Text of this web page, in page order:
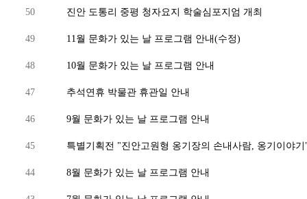
50 진안 도통리 중평 청자요지 학술심포지엄 개최
49 11월 문화가 있는 날 프로그램 안내(수정)
48 10월 문화가 있는 날 프로그램 안내
47 추석연휴 박물관 휴관일 안내
46 9월 문화가 있는 날 프로그램 안내
45 특별기획전 "진안고원형 옹기장의 손내사람, 옹기이야
44 8월 문화가 있는 날 프로그램 안내